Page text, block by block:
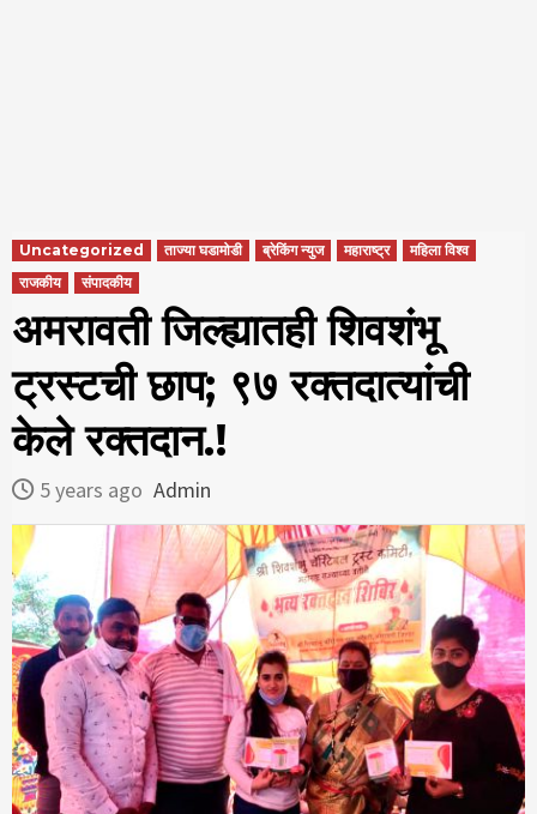
Uncategorized ताज्या घडामोडी ब्रेकिंग न्युज महाराष्ट्र
महिला विश्व
राजकीय
संपादकीय
अमरावती जिल्ह्यातही शिवशंभू
ट्रस्टची छाप; ९७ रक्तदात्यांची
केले रक्तदान.!
5 years ago Admin